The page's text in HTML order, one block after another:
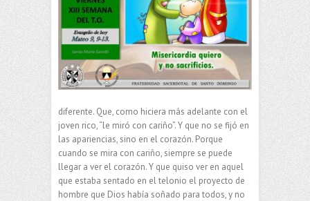
diferente. Que, como hiciera más adelante con el
joven rico, “le miró con cariño”. Y que no se fijó en
las apariencias, sino en el corazón. Porque
cuando se mira con cariño, siempre se puede
llegar a ver el corazón. Y que quiso ver en aquel
que estaba sentado en el telonio el proyecto de
hombre que Dios había soñado para todos, y no